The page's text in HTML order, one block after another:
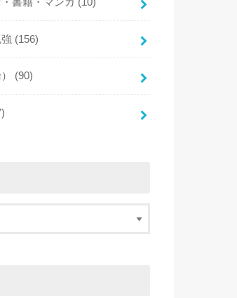
(156)
(90)